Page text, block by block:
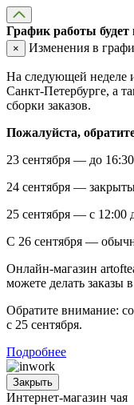
График работы будет
×
Изменения в
На следующей неделе
Санкт-Петербурге, а
сборки заказов.
Пожалуйста,
23 сентября — до 16:30
24 сентября —
25 сентября — с 12:00
С 26 сентября —
Онлайн-магазин
можете делать заказы
Обратите внимание:
с 25 сентября.
Подробнее
Закрыть
Интернет-магазин чая